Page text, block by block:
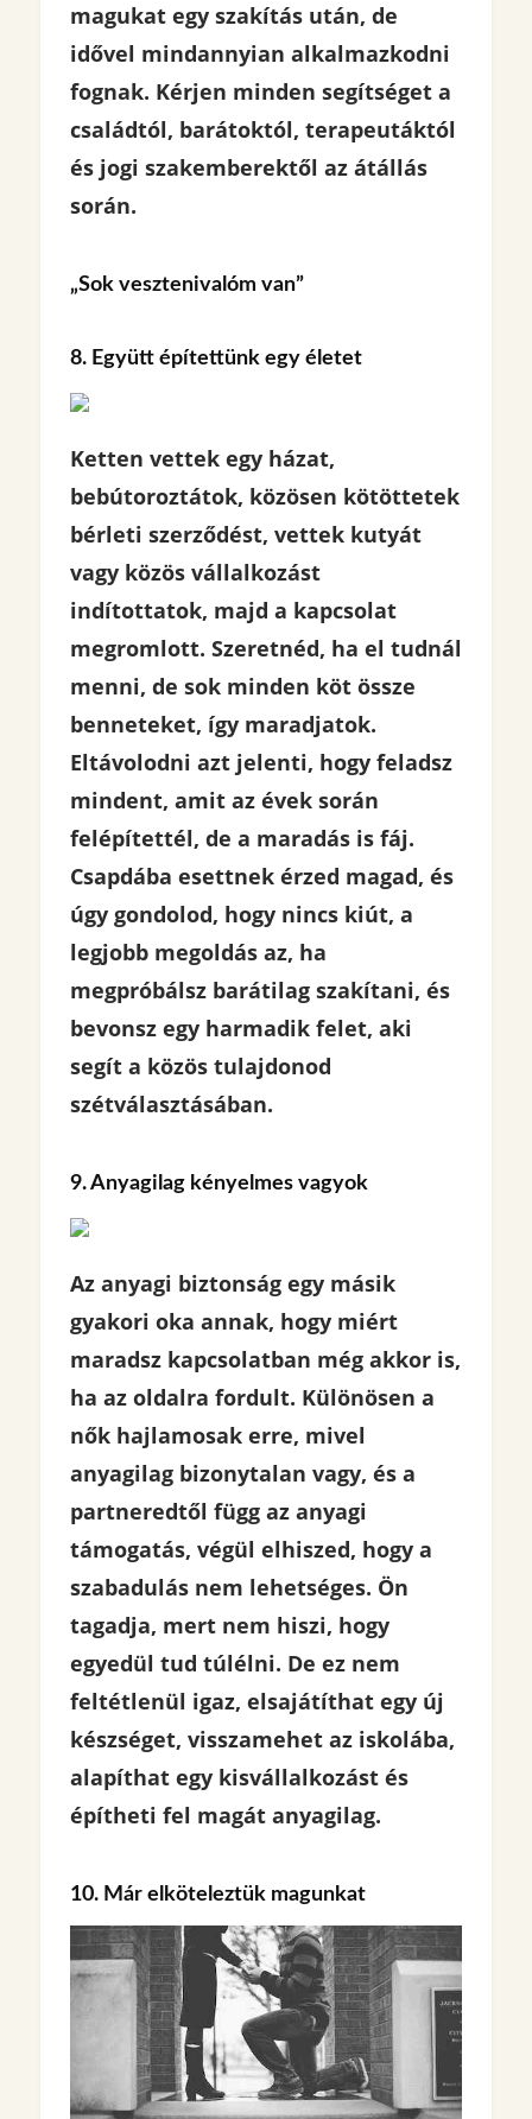
magukat egy szakítás után, de
idővel mindannyian alkalmazkodni
fognak. Kérjen minden segítséget a
családtól, barátoktól, terapeutáktól
és jogi szakemberektől az átállás
során.
„Sok vesztenivalóm van”
8. Együtt építettünk egy életet
Ketten vettek egy házat,
bebútoroztátok, közösen kötöttetek
bérleti szerződést, vettek kutyát
vagy közös vállalkozást
indítottatok, majd a kapcsolat
megromlott. Szeretnéd, ha el tudnál
menni, de sok minden köt össze
benneteket, így maradjatok.
Eltávolodni azt jelenti, hogy feladsz
mindent, amit az évek során
felépítettél, de a maradás is fáj.
Csapdába esettnek érzed magad, és
úgy gondolod, hogy nincs kiút, a
legjobb megoldás az, ha
megpróbálsz barátilag szakítani, és
bevonsz egy harmadik felet, aki
segít a közös tulajdonod
szétválasztásában.
9. Anyagilag kényelmes vagyok
Az anyagi biztonság egy másik
gyakori oka annak, hogy miért
maradsz kapcsolatban még akkor is,
ha az oldalra fordult. Különösen a
nők hajlamosak erre, mivel
anyagilag bizonytalan vagy, és a
partneredtől függ az anyagi
támogatás, végül elhiszed, hogy a
szabadulás nem lehetséges. Ön
tagadja, mert nem hiszi, hogy
egyedül tud túlélni. De ez nem
feltétlenül igaz, elsajátíthat egy új
készséget, visszamehet az iskolába,
alapíthat egy kisvállalkozást és
építheti fel magát anyagilag.
10. Már elköteleztük magunkat